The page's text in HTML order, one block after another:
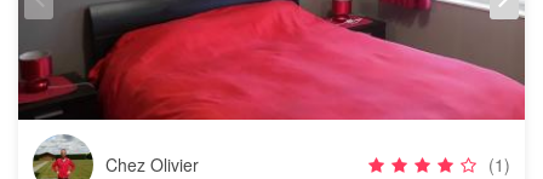
Chez Olivier (1)